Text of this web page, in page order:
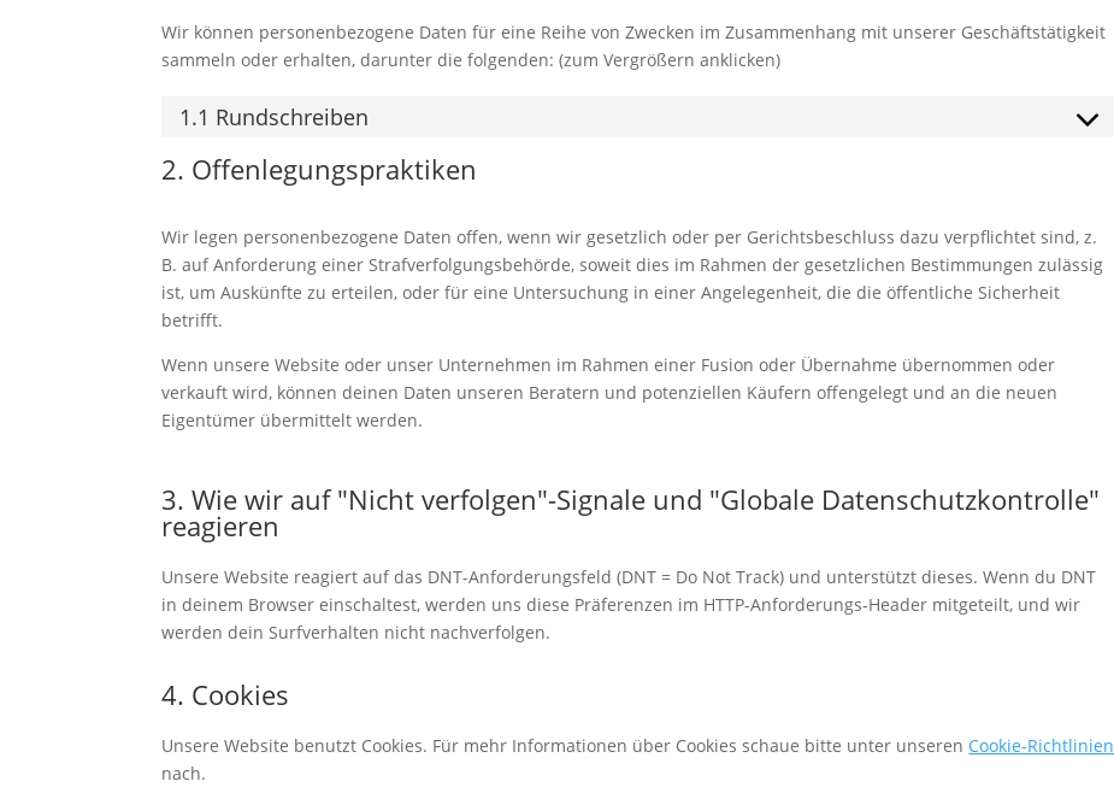
Wir können personenbezogene Daten für eine Reihe von Zwecken im Zusammenhang mit unserer Geschäftstätigkeit
sammeln oder erhalten, darunter die folgenden: (zum Vergrößern anklicken)
1.1 Rundschreiben
2. Offenlegungspraktiken
Wir legen personenbezogene Daten offen, wenn wir gesetzlich oder per Gerichtsbeschluss dazu verpflichtet sind, z.
B. auf Anforderung einer Strafverfolgungsbehörde, soweit dies im Rahmen der gesetzlichen Bestimmungen zulässig
ist, um Auskünfte zu erteilen, oder für eine Untersuchung in einer Angelegenheit, die die öffentliche Sicherheit
betrifft.
Wenn unsere Website oder unser Unternehmen im Rahmen einer Fusion oder Übernahme übernommen oder
verkauft wird, können deinen Daten unseren Beratern und potenziellen Käufern offengelegt und an die neuen
Eigentümer übermittelt werden.
3. Wie wir auf "Nicht verfolgen"-Signale und "Globale Datenschutzkontrolle"
reagieren
Unsere Website reagiert auf das DNT-Anforderungsfeld (DNT = Do Not Track) und unterstützt dieses. Wenn du DNT
in deinem Browser einschaltest, werden uns diese Präferenzen im HTTP-Anforderungs-Header mitgeteilt, und wir
werden dein Surfverhalten nicht nachverfolgen.
4. Cookies
Unsere Website benutzt Cookies. Für mehr Informationen über Cookies schaue bitte unter unseren Cookie-Richtlinien
nach.